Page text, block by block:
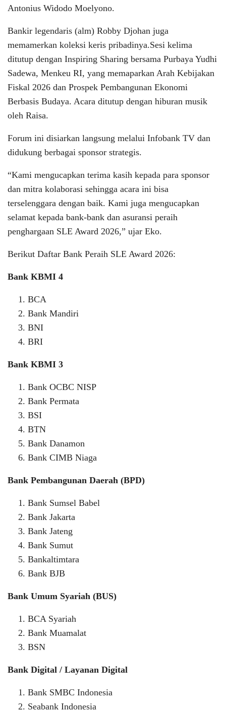
Antonius Widodo Moelyono.
Bankir legendaris (alm) Robby Djohan juga
memamerkan koleksi keris pribadinya.Sesi kelima
ditutup dengan Inspiring Sharing bersama Purbaya Yudhi
Sadewa, Menkeu RI, yang memaparkan Arah Kebijakan
Fiskal 2026 dan Prospek Pembangunan Ekonomi
Berbasis Budaya. Acara ditutup dengan hiburan musik
oleh Raisa.
Forum ini disiarkan langsung melalui Infobank TV dan
didukung berbagai sponsor strategis.
“Kami mengucapkan terima kasih kepada para sponsor
dan mitra kolaborasi sehingga acara ini bisa
terselenggara dengan baik. Kami juga mengucapkan
selamat kepada bank-bank dan asuransi peraih
penghargaan SLE Award 2026,” ujar Eko.
Berikut Daftar Bank Peraih SLE Award 2026:
Bank KBMI 4
BCA
Bank Mandiri
BNI
BRI
Bank KBMI 3
Bank OCBC NISP
Bank Permata
BSI
BTN
Bank Danamon
Bank CIMB Niaga
Bank Pembangunan Daerah (BPD)
Bank Sumsel Babel
Bank Jakarta
Bank Jateng
Bank Sumut
Bankaltimtara
Bank BJB
Bank Umum Syariah (BUS)
BCA Syariah
Bank Muamalat
BSN
Bank Digital / Layanan Digital
Bank SMBC Indonesia
Seabank Indonesia